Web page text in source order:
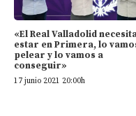
«El Real Valladolid
estar en Primera, lo
pelear y lo vamos a
conseguir»
17 junio 2021 20:00h